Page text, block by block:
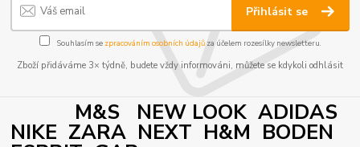
Přihlásit se
Souhlasím se zpracováním osobních údajůza účelem rozesílky newsletteru.
Zboží přidáváme 3× týdně, budete vždy informováni, můžete se kdykoli odhlásit
M&S NEW LOOK ADIDAS
NIKE ZARA NEXT H&M BODEN